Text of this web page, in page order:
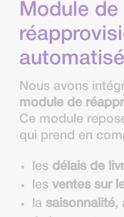
Module de
automatisé
Nous avons
module de
Ce module
qui prend en
les délais de
les ventes sur
la saisonnalité,